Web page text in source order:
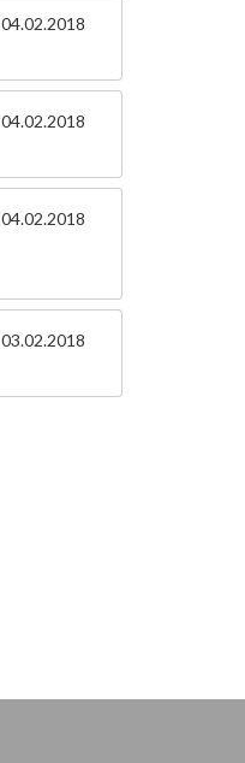
04.02.2018
04.02.2018
04.02.2018
03.02.2018